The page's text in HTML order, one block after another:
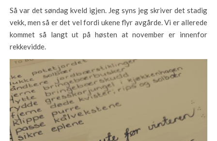
Så var det søndag kveld igjen. Jeg syns jeg skriver det stadig
vekk, men så er det vel fordi ukene flyr avgårde. Vi er allerede
kommet så langt ut på høsten at november er innenfor
rekkevidde.